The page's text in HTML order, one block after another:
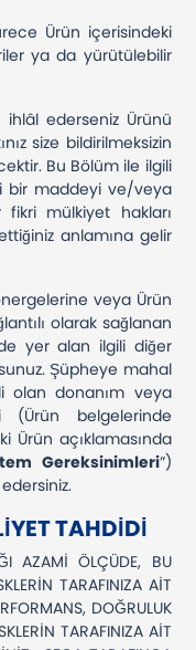
Ürün içerisindeki
ya da yürütülebilir
ederseniz Ürünü
size bildirilmeksizin
Bu Bölüm ile ilgili
bir maddeyi ve/veya
mülkiyet hakları
anlamına gelir
veya Ürün
olarak sağlanan
yer alan ilgili diğer
Şüpheye mahal
olan donanım veya
(Ürün belgelerinde
Ürün açıklamasında
Gereksinimleri”)
TAHDİDİ
AZAMİ ÖLÇÜDE, BU
TARAFINIZA AİT
DOĞRULUK
TARAFINIZA AİT